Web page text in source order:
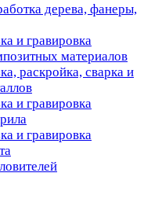
дерева, фанеры,
и гравировка
материалов
раскройка, сварка и
и гравировка
и гравировка